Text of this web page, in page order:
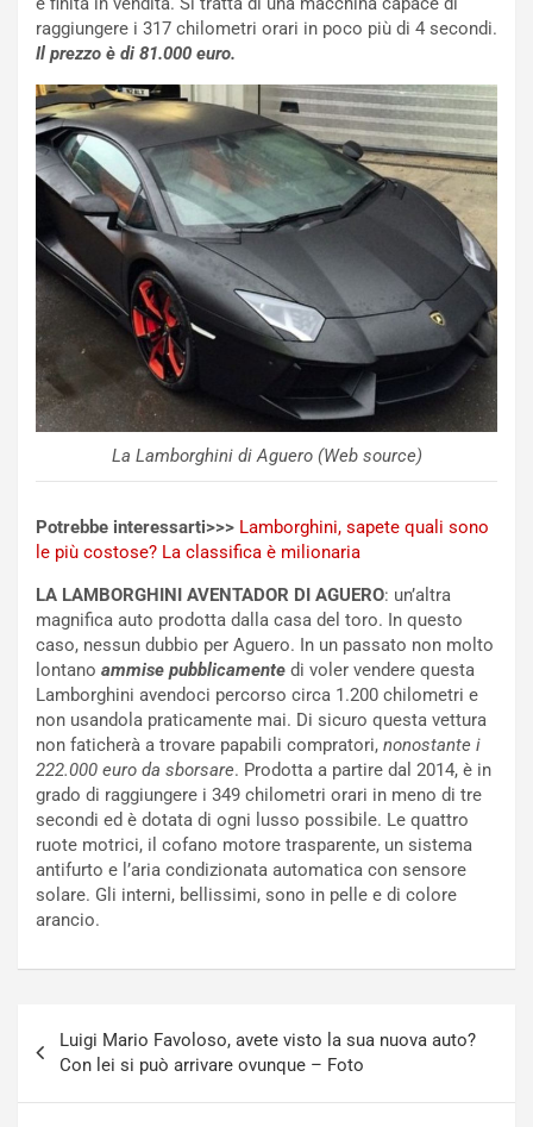
raggiungere i 317 chilometri orari in poco più di 4 secondi.
Il prezzo è di 81.000 euro.
La Lamborghini di Aguero (Web source)
Potrebbe interessarti>>> Lamborghini, sapete quali sono
le più costose? La classifica è milionaria
LA LAMBORGHINI AVENTADOR DI AGUERO: un’altra
magnifica auto prodotta dalla casa del toro. In questo
caso, nessun dubbio per Aguero. In un passato non molto
lontano ammise pubblicamente di voler vendere questa
Lamborghini avendoci percorso circa 1.200 chilometri e
non usandola praticamente mai. Di sicuro questa vettura
non faticherà a trovare papabili compratori, nonostante i
222.000 euro da sborsare. Prodotta a partire dal 2014, è in
grado di raggiungere i 349 chilometri orari in meno di tre
secondi ed è dotata di ogni lusso possibile. Le quattro
ruote motrici, il cofano motore trasparente, un sistema
antifurto e l’aria condizionata automatica con sensore
solare. Gli interni, bellissimi, sono in pelle e di colore
arancio.
articoli
Luigi Mario Favoloso, avete visto la sua nuova auto?
Con lei si può arrivare ovunque – Foto
n
g
o
m
a
C
o
p
u
o
d
a
u
n
U
E
c
a
o
N
o
n
P
R
P
d
e
B
a
h
a
F
A
S
e
c
e
a
C
o
s
a
N
o
u
S
p